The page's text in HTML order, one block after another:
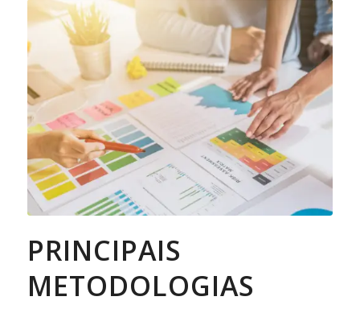
PRINCIPAIS
METODOLOGIAS